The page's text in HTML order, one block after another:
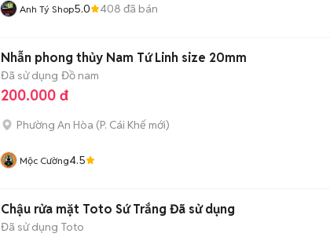
Anh Tý Shop5.0 408 đã bán
Nhẫn phong thủy Nam Tứ Linh size 20mm
Đã sử dụng Đồ nam
200.000 đ
Phường An Hòa (P. Cái Khế mới)
Mộc Cường4.5
Chậu rửa mặt Toto Sứ Trắng Đã sử dụng
Đã sử dụng Toto